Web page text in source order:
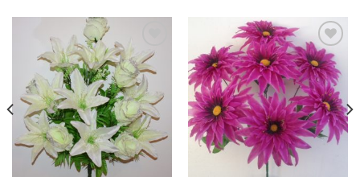
Add to
Wishlist
Add to
Wishlist